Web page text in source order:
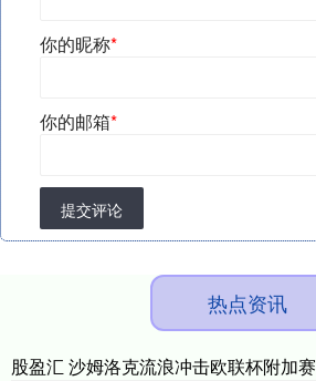
你的昵称*
你的邮箱*
提交评论
热点资讯
股盈汇 沙姆洛克流浪冲击欧联杯附加赛